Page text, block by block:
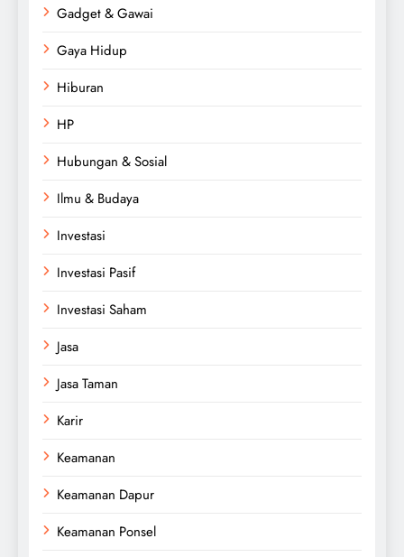
Gadget & Gawai
Gaya Hidup
Hiburan
HP
Hubungan & Sosial
Ilmu & Budaya
Investasi
Investasi Pasif
Investasi Saham
Jasa
Jasa Taman
Karir
Keamanan
Keamanan Dapur
Keamanan Ponsel